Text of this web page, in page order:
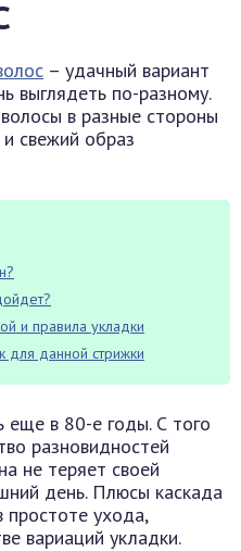
– удачный вариант
выглядеть по-разному.
в разные стороны
свежий образ
и правила укладки
для данной стрижки
еще в 80-е годы. С того
разновидностей
не теряет своей
день. Плюсы каскада
простоте ухода,
вариаций укладки.